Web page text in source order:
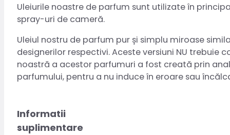
Uleiurile noastre de parfum sunt utilizate în
spray-uri de cameră.
Uleiul nostru de parfum pur și simplu miroase
designerilor respectivi. Aceste versiuni NU
noastră a acestor parfumuri a fost creată prin
parfumului, pentru a nu induce în eroare sau
Informatii
suplimentare